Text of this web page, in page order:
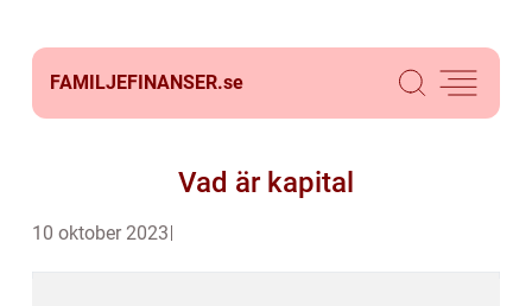
FAMILJEFINANSER.se
Vad är kapital
10 oktober 2023